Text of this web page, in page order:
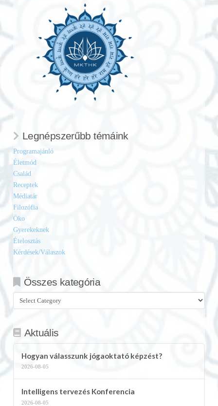
Legnépszerűbb témáink
Programajánló
Életmód
Család
Receptek
Médiatár
Filozófia
Öko
Gyerekeknek
Ételosztás
Kérdések/Válaszok
Összes kategória
Összes
kategória
Aktuális
Hogyan válasszunk jógaoktató képzést?
2026-08-05
Intelligens tervezés Konferencia
2026-08-05